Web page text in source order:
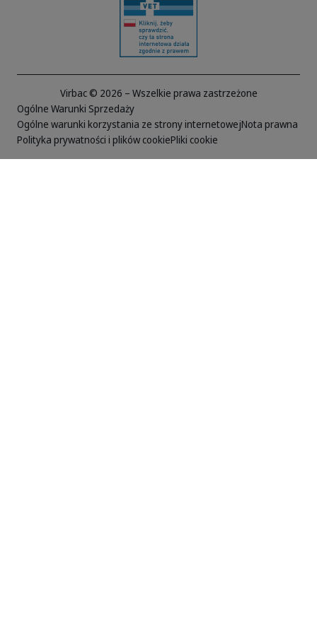
Virbac © 2026 – Wszelkie prawa zastrzeżone
Ogólne Warunki Sprzedaży
Ogólne warunki korzystania ze strony internetowejNota prawna
Polityka prywatności i plików cookiePliki cookie